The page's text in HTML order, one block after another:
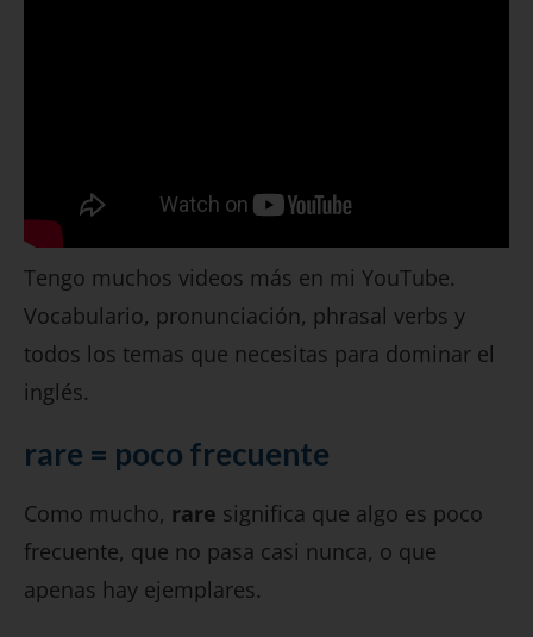
Tengo muchos videos más en mi YouTube.
Vocabulario, pronunciación, phrasal verbs y
todos los temas que necesitas para dominar el
inglés.
rare = poco frecuente
Como mucho, rare significa que algo es poco
frecuente, que no pasa casi nunca, o que
apenas hay ejemplares.